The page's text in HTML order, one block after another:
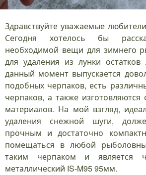
Здравствуйте уважаемые
Сегодня хотелось бы
необходимой вещи для зимнего
для удаления из лунки
данный момент выпускается
подобных черпаков, есть
черпаков, а также
материалов. На мой взгляд,
удаления снежной шуги,
прочным и достаточно
помещаться в любой
таким черпаком и является
металлический IS-M95 95мм.